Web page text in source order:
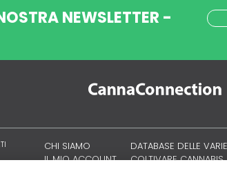
NEWSLETTER -
CHI SIAMO
IL MIO ACCOUNT
DATABASE DELLE
COLTIVARE CANNABIS